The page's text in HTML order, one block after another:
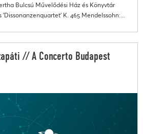
Bulcsú Művelődési Ház és Könyvtár
K. 465 Mendelssohn:...
// A Concerto Budapest